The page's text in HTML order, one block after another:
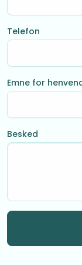
Telefon
Emne for
Besked